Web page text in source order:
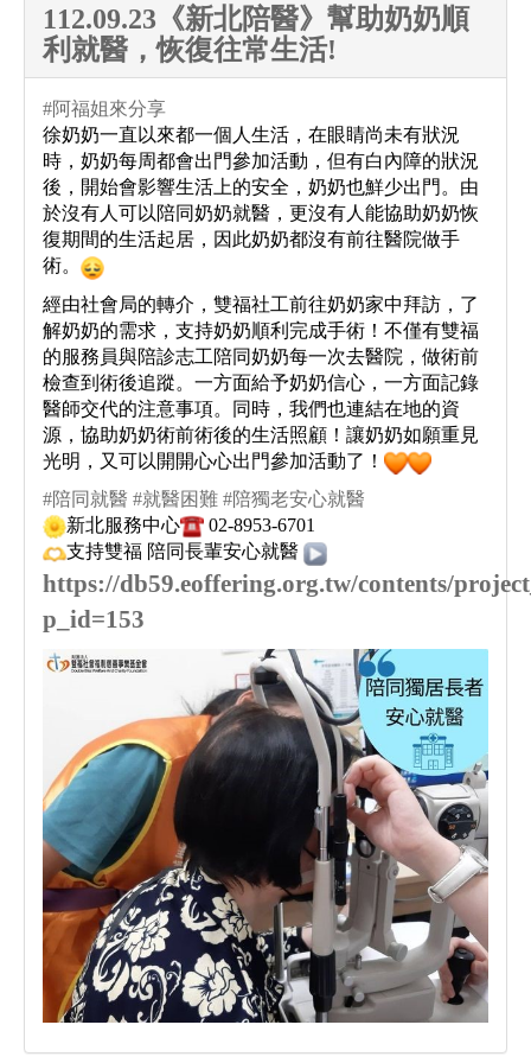
112.09.23《新北陪醫》幫助奶奶順
利就醫，恢復往常生活!
#阿福姐來分享
徐奶奶一直以來都一個人生活，在眼睛尚未有狀況
時，奶奶每周都會出門參加活動，但有白內障的狀況
後，開始會影響生活上的安全，奶奶也鮮少出門。由
於沒有人可以陪同奶奶就醫，更沒有人能協助奶奶恢
復期間的生活起居，因此奶奶都沒有前往醫院做手
術。
經由社會局的轉介，雙福社工前往奶奶家中拜訪，了
解奶奶的需求，支持奶奶順利完成手術！不僅有雙福
的服務員與陪診志工陪同奶奶每一次去醫院，做術前
檢查到術後追蹤。一方面給予奶奶信心，一方面記錄
醫師交代的注意事項。同時，我們也連結在地的資
源，協助奶奶術前術後的生活照顧！讓奶奶如願重見
光明，又可以開開心心出門參加活動了！
#陪同就醫 #就醫困難 #陪獨老安心就醫
新北服務中心
02-8953-6701
支持雙福 陪同長輩安心就醫
https://db59.eoffering.org.tw/contents/
p_id=153